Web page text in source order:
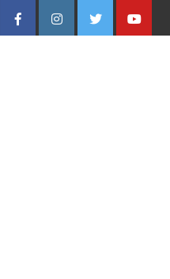
FacebookInstagramTwitterYoutube